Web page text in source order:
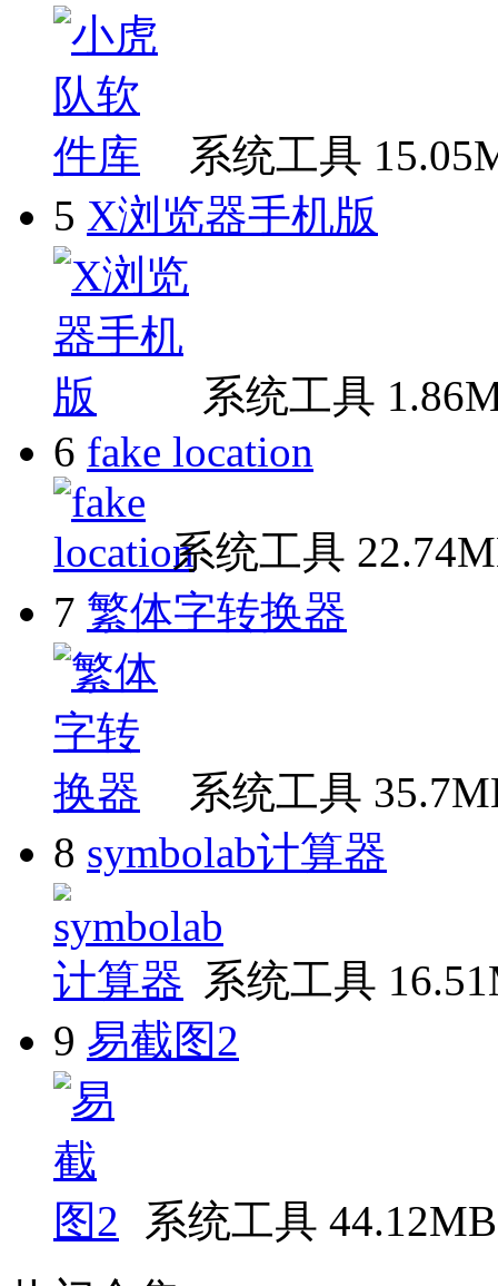
系统工具
5 X浏览器手机版
系统工具
6 fake location
系统工具
7 繁体字转换器
系统工具
8 symbolab计算器
系统工具
9 易截图2
系统工具 44.12MB